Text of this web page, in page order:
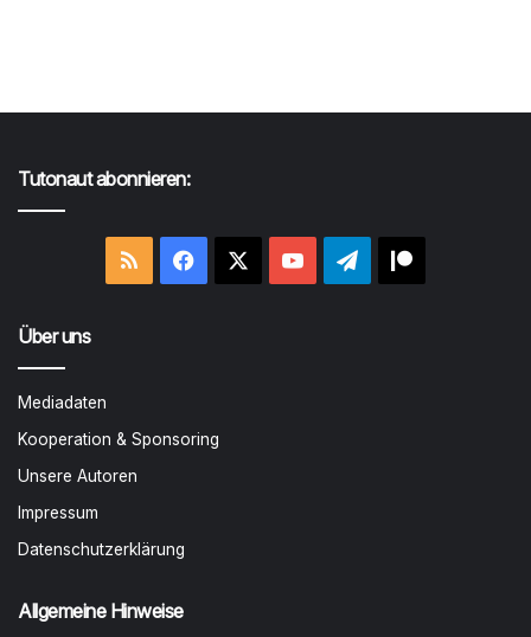
Tutonaut abonnieren:
RSS Facebook YouTubeTelegram
Über uns
Mediadaten
Kooperation & Sponsoring
Unsere Autoren
Impressum
Datenschutzerklärung
Allgemeine Hinweise